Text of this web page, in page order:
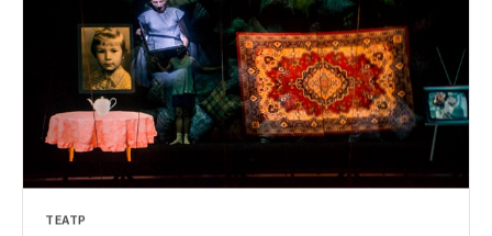
НОВОСТИ
По соседству с «Гоголь-центром»
откроется новый независимый театрТам
будут идти спектакли театра Алехандро
Валенсио, Binary Biotheatre и фестиваль
«Любимовка»
ТЕАТР